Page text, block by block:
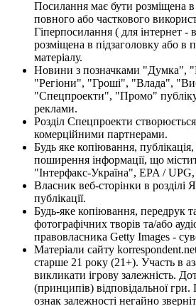
Посилання має бути розміщена в
повного або часткового
Гіперпосилання ( для інтернет -
розміщена в підзаголовку або в
матеріалу.
Новини з позначками "Думка",
"Регіони", "Гроші", "Влада",
"Спецпроекти", "Промо"
реклами.
Розділ Спецпроекти
комерційними партнерами.
Будь яке копіювання,
поширення інформації, що
"Інтерфакс-Україна", EPA / UPG,
Власник веб-сторінки в розділі
публікації.
Будь-яке копіювання, передрук
фотографічних творів та/або
правовласника Getty Images -
Матеріали сайту
старше 21 року (21+). Участь в
викликати ігрову залежність.
(принципів) відповідальної
ознак залежності негайно